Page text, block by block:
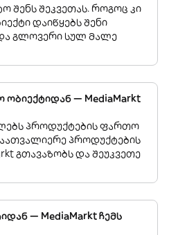
შენს შეკვეთას. როგოც კი
დაიწყებს შენი
გლოვერი სულ მალე
ობიექტიდან — MediaMarkt
პროდუქტების ფართო
პროდუქტების
გთავაზობს და შეუკვეთე
— MediaMarkt ჩემს